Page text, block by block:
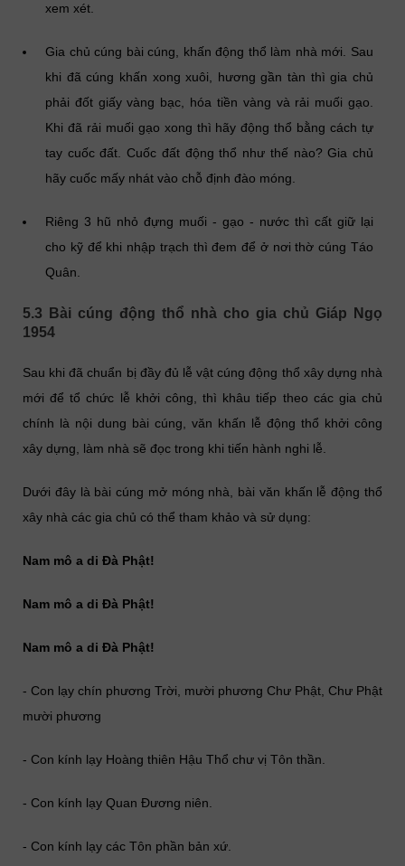
xem xét.
Gia chủ cúng bài cúng, khấn động thổ làm nhà mới. Sau
khi đã cúng khấn xong xuôi, hương gần tàn thì gia chủ
phải đốt giấy vàng bạc, hóa tiền vàng và rải muối gạo.
Khi đã rải muối gạo xong thì hãy động thổ bằng cách tự
tay cuốc đất. Cuốc đất động thổ như thế nào? Gia chủ
hãy cuốc mấy nhát vào chỗ định đào móng.
Riêng 3 hũ nhỏ đựng muối - gạo - nước thì cất giữ lại
cho kỹ để khi nhập trạch thì đem để ở nơi thờ cúng Táo
Quân.
5.3 Bài cúng động thổ nhà cho gia chủ Giáp Ngọ
1954
Sau khi đã chuẩn bị đầy đủ lễ vật cúng động thổ xây dựng nhà
mới để tổ chức lễ khởi công, thì khâu tiếp theo các gia chủ
chính là nội dung bài cúng, văn khấn lễ động thổ khởi công
xây dựng, làm nhà sẽ đọc trong khi tiến hành nghi lễ.
Dưới đây là bài cúng mở móng nhà, bài văn khấn lễ động thổ
xây nhà các gia chủ có thể tham khảo và sử dụng:
Nam mô a di Đà Phật!
Nam mô a di Đà Phật!
Nam mô a di Đà Phật!
- Con lạy chín phương Trời, mười phương Chư Phật, Chư Phật
mười phương
- Con kính lạy Hoàng thiên Hậu Thổ chư vị Tôn thần.
- Con kính lạy Quan Đương niên.
- Con kính lạy các Tôn phần bản xứ.